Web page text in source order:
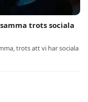
trots sociala
trots att vi har sociala